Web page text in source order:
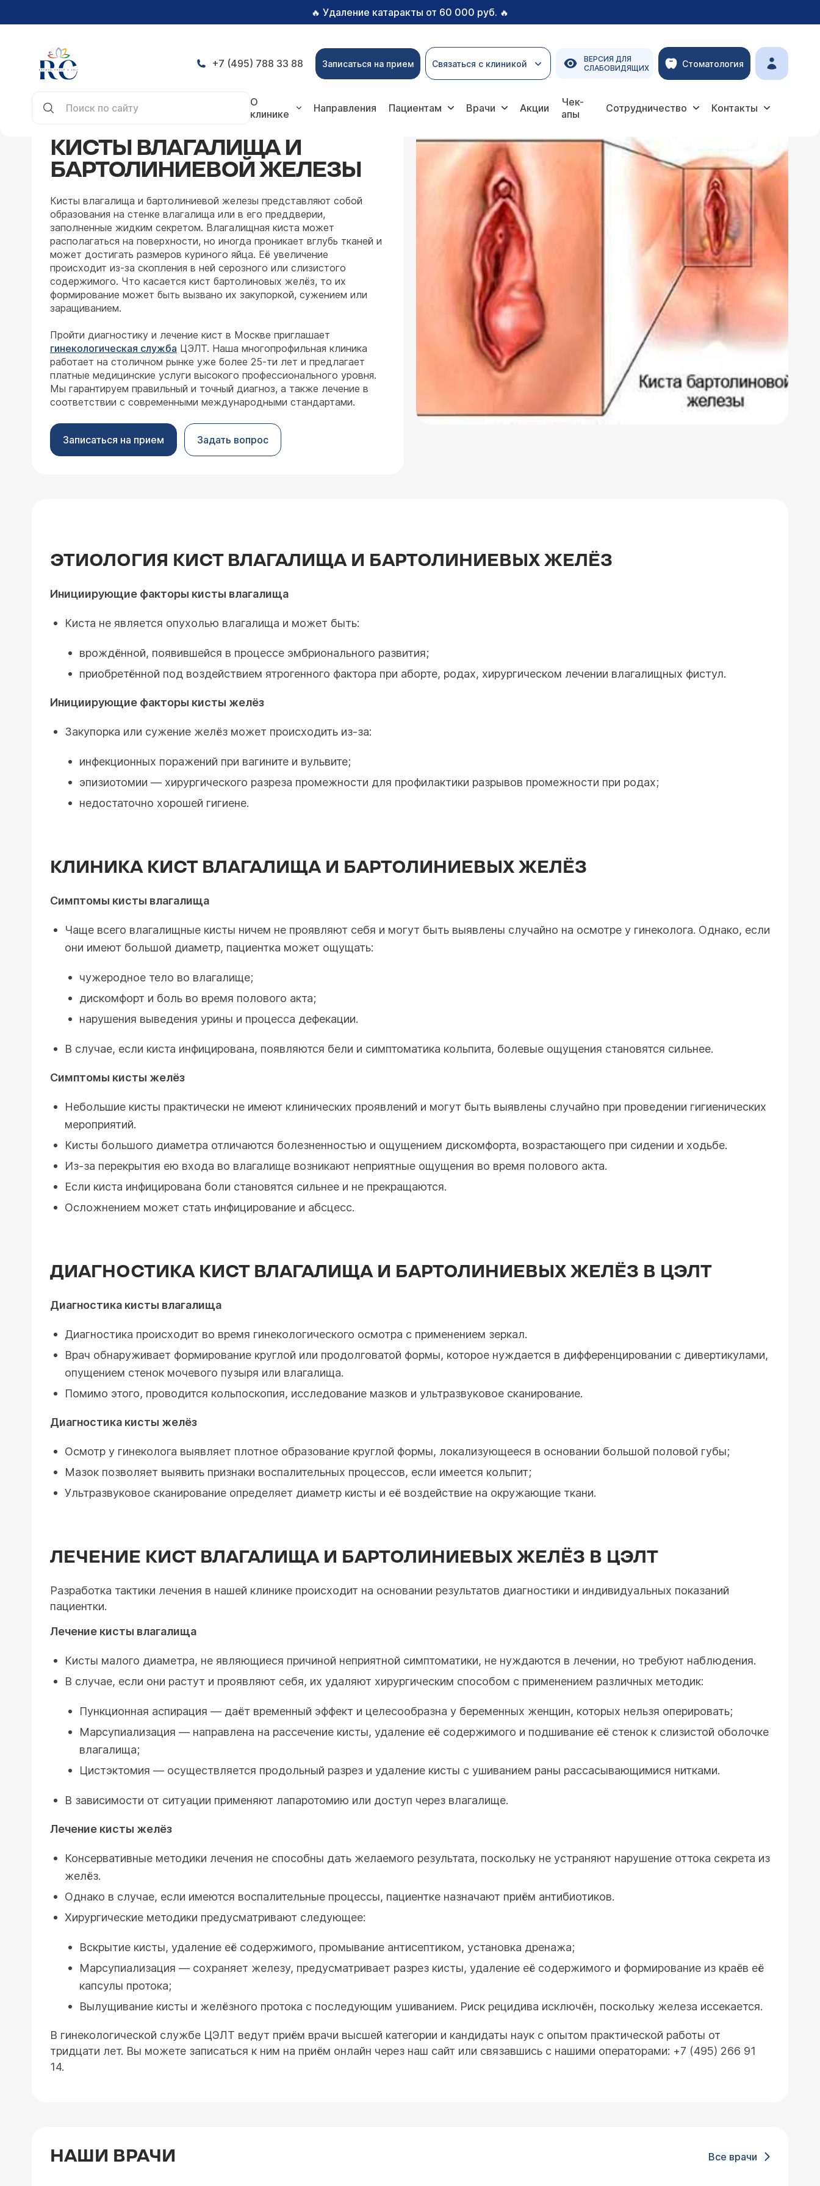
🔥 Удаление катаракты от 60 000 руб. 🔥
+7 (495) 788 33 88 Записаться на прием Связаться с клиникой
ВЕРСИЯ ДЛЯ
СЛАБОВИДЯЩИХ
Стоматология
О
клинике
Направления Пациентам Врачи Акции
Чек-
апы
Сотрудничество Контакты
КИСТЫ ВЛАГАЛИЩА И
БАРТОЛИНИЕВОЙ ЖЕЛЕЗЫ
Кисты влагалища и бартолиниевой железы представляют собой
образования на стенке влагалища или в его преддверии,
заполненные жидким секретом. Влагалищная киста может
располагаться на поверхности, но иногда проникает вглубь тканей и
может достигать размеров куриного яйца. Её увеличение
происходит из-за скопления в ней серозного или слизистого
содержимого. Что касается кист бартолиновых желёз, то их
формирование может быть вызвано их закупоркой, сужением или
заращиванием.
Пройти диагностику и лечение кист в Москве приглашает
гинекологическая служба ЦЭЛТ. Наша многопрофильная клиника
работает на столичном рынке уже более 25-ти лет и предлагает
платные медицинские услуги высокого профессионального уровня.
Мы гарантируем правильный и точный диагноз, а также лечение в
соответствии с современными международными стандартами.
Записаться на прием Задать вопрос
ЭТИОЛОГИЯ КИСТ ВЛАГАЛИЩА И БАРТОЛИНИЕВЫХ ЖЕЛЁЗ
Инициирующие факторы кисты влагалища
Киста не является опухолью влагалища и может быть:
врождённой, появившейся в процессе эмбрионального развития;
приобретённой под воздействием ятрогенного фактора при аборте, родах, хирургическом лечении влагалищных фистул.
Инициирующие факторы кисты желёз
Закупорка или сужение желёз может происходить из-за:
инфекционных поражений при вагините и вульвите;
эпизиотомии — хирургического разреза промежности для профилактики разрывов промежности при родах;
недостаточно хорошей гигиене.
КЛИНИКА КИСТ ВЛАГАЛИЩА И БАРТОЛИНИЕВЫХ ЖЕЛЁЗ
Симптомы кисты влагалища
Чаще всего влагалищные кисты ничем не проявляют себя и могут быть выявлены случайно на осмотре у гинеколога. Однако, если
они имеют большой диаметр, пациентка может ощущать:
чужеродное тело во влагалище;
дискомфорт и боль во время полового акта;
нарушения выведения урины и процесса дефекации.
В случае, если киста инфицирована, появляются бели и симптоматика кольпита, болевые ощущения становятся сильнее.
Симптомы кисты желёз
Небольшие кисты практически не имеют клинических проявлений и могут быть выявлены случайно при проведении гигиенических
мероприятий.
Кисты большого диаметра отличаются болезненностью и ощущением дискомфорта, возрастающего при сидении и ходьбе.
Из-за перекрытия ею входа во влагалище возникают неприятные ощущения во время полового акта.
Если киста инфицирована боли становятся сильнее и не прекращаются.
Осложнением может стать инфицирование и абсцесс.
ДИАГНОСТИКА КИСТ ВЛАГАЛИЩА И БАРТОЛИНИЕВЫХ ЖЕЛЁЗ В ЦЭЛТ
Диагностика кисты влагалища
Диагностика происходит во время гинекологического осмотра с применением зеркал.
Врач обнаруживает формирование круглой или продолговатой формы, которое нуждается в дифференцировании с дивертикулами,
опущением стенок мочевого пузыря или влагалища.
Помимо этого, проводится кольпоскопия, исследование мазков и ультразвуковое сканирование.
Диагностика кисты желёз
Осмотр у гинеколога выявляет плотное образование круглой формы, локализующееся в основании большой половой губы;
Мазок позволяет выявить признаки воспалительных процессов, если имеется кольпит;
Ультразвуковое сканирование определяет диаметр кисты и её воздействие на окружающие ткани.
ЛЕЧЕНИЕ КИСТ ВЛАГАЛИЩА И БАРТОЛИНИЕВЫХ ЖЕЛЁЗ В ЦЭЛТ
Разработка тактики лечения в нашей клинике происходит на основании результатов диагностики и индивидуальных показаний
пациентки.
Лечение кисты влагалища
Кисты малого диаметра, не являющиеся причиной неприятной симптоматики, не нуждаются в лечении, но требуют наблюдения.
В случае, если они растут и проявляют себя, их удаляют хирургическим способом с применением различных методик:
Пункционная аспирация — даёт временный эффект и целесообразна у беременных женщин, которых нельзя оперировать;
Марсупиализация — направлена на рассечение кисты, удаление её содержимого и подшивание её стенок к слизистой оболочке
влагалища;
Цистэктомия — осуществляется продольный разрез и удаление кисты с ушиванием раны рассасывающимися нитками.
В зависимости от ситуации применяют лапаротомию или доступ через влагалище.
Лечение кисты желёз
Консервативные методики лечения не способны дать желаемого результата, поскольку не устраняют нарушение оттока секрета из
желёз.
Однако в случае, если имеются воспалительные процессы, пациентке назначают приём антибиотиков.
Хирургические методики предусматривают следующее:
Вскрытие кисты, удаление её содержимого, промывание антисептиком, установка дренажа;
Марсупиализация — сохраняет железу, предусматривает разрез кисты, удаление её содержимого и формирование из краёв её
капсулы протока;
Вылущивание кисты и желёзного протока с последующим ушиванием. Риск рецидива исключён, поскольку железа иссекается.
В гинекологической службе ЦЭЛТ ведут приём врачи высшей категории и кандидаты наук с опытом практической работы от
тридцати лет. Вы можете записаться к ним на приём онлайн через наш сайт или связавшись с нашими операторами: +7 (495) 266 91
14.
НАШИ ВРАЧИ Все врачи